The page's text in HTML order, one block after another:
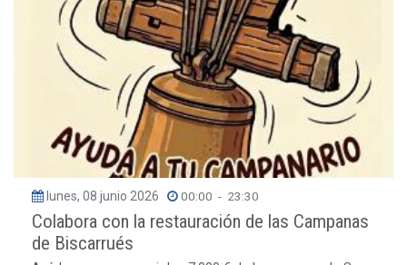
lunes, 08 junio 2026 00:00 - 23:30
Colabora con la restauración de las Campanas
de Biscarrués